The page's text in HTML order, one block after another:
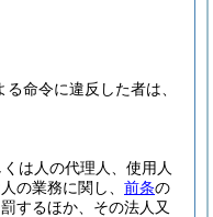
る命令に違反した者は、
は人の代理人、使用人
の業務に関し、 前条の
するほか、その法人又